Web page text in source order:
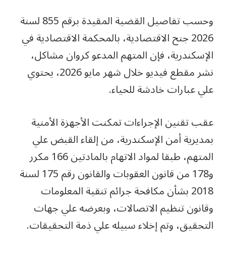
وحسب تفاصيل القضية المقيدة برقم 855 لسنة
2026 جنح الاقتصادية، بالمحكمة الاقتصادية في
الإسكندرية، فإن المتهم المدعو كروان مشاكل،
نشر مقطع فيديو خلال شهر مايو 2026، يحتوي
علي عبارات خادشة للحياء.
عقب تقنين الإجراءات تمكنت الأجهزة الأمنية
بمديرية أمن الإسكندرية، من إلقاء القبض علي
المتهم، طبقا لمواد الاتهام بالمادتين 166 مكرر
و178 من قانون العقوبات والقانون رقم 175 لسنة
2018 بشأن مكافحة جرائم تنقية المعلومات
وقانون تنظيم الاتصالات، وبعرضه علي جهات
التحقيق، وتم إخلاء سبيله علي ذمة التحقيقات.